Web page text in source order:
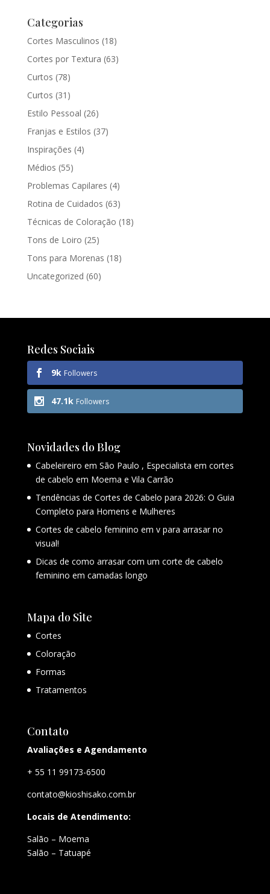
Categorias
Cortes Masculinos (18)
Cortes por Textura (63)
Curtos (78)
Curtos (31)
Estilo Pessoal (26)
Franjas e Estilos (37)
Inspirações (4)
Médios (55)
Problemas Capilares (4)
Rotina de Cuidados (63)
Técnicas de Coloração (18)
Tons de Loiro (25)
Tons para Morenas (18)
Uncategorized (60)
Redes Sociais
9k Followers
47.1k Followers
Novidades do Blog
Cabeleireiro em São Paulo , Especialista em cortes
de cabelo em Moema e Vila Carrão
Tendências de Cortes de Cabelo para 2026: O Guia
Completo para Homens e Mulheres
Cortes de cabelo feminino em v para arrasar no
visual!
Dicas de como arrasar com um corte de cabelo
feminino em camadas longo
Mapa do Site
Cortes
Coloração
Formas
Tratamentos
Contato
Avaliações e Agendamento
+ 55 11 99173-6500
contato@kioshisako.com.br
Locais de Atendimento:
Salão – Moema
Salão – Tatuapé